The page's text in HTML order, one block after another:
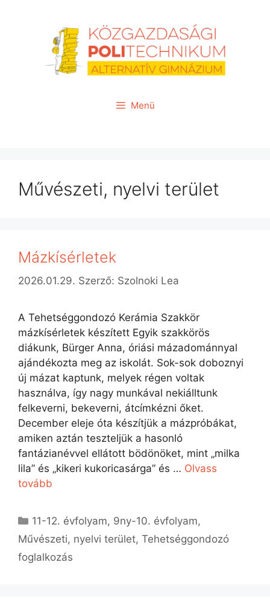
Menü
Művészeti, nyelvi terület
Mázkísérletek
2026.01.29. Szerző: Szolnoki Lea
A Tehetséggondozó Kerámia Szakkör
mázkísérletek készített Egyik szakkörös
diákunk, Bürger Anna, óriási mázadománnyal
ajándékozta meg az iskolát. Sok-sok doboznyi
új mázat kaptunk, melyek régen voltak
használva, így nagy munkával nekiálltunk
felkeverni, bekeverni, átcímkézni őket.
December eleje óta készítjük a mázpróbákat,
amiken aztán teszteljük a hasonló
fantázianévvel ellátott bödönöket, mint „milka
lila” és „kikeri kukoricasárga” és … Olvass
tovább
Kategória
11-12. évfolyam, 9ny-10. évfolyam,
Művészeti, nyelvi terület, Tehetséggondozó
foglalkozás